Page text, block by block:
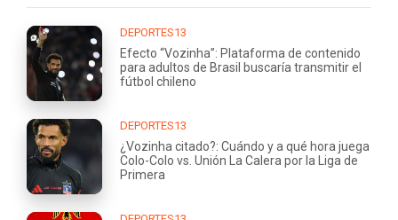
DEPORTES13
Efecto “Vozinha”: Plataforma de contenido
para adultos de Brasil buscaría transmitir el
fútbol chileno
DEPORTES13
¿Vozinha citado?: Cuándo y a qué hora juega
Colo-Colo vs. Unión La Calera por la Liga de
Primera